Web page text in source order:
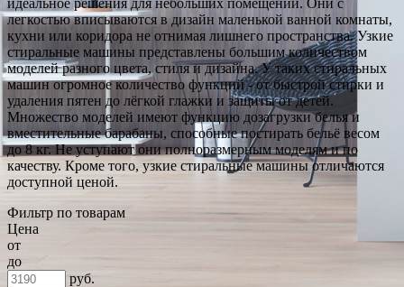
легкостью вписываются в дизайн маленькой ванной комнаты,
кухни или коридора не отнимая лишнего пространства. Узкие
стиральные машины представлены большим количеством
моделей разного цвета, стиля и дизайна. У таких стиральных
машин огромное количество функций - от быстрой стирки и
удаления пятен до лёгкой глажки и защиты от детей.
Множество моделей имеют функцию дозагрузки белья и
вместительные барабаны, способные постирать бельё весом
до 8 кг. Не уступают они полноразмерным моделям и по
качеству. Кроме того, узкие стиральные машины отличаются
доступной ценой.
Фильтр по товарам
Цена
от
до
руб.